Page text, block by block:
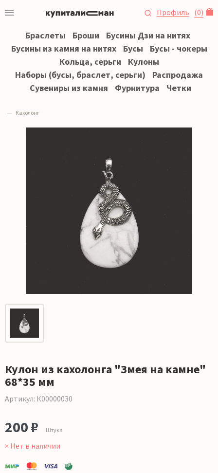
Профиль (0)
Браслеты Броши
Бусины Дзи на нитях
Бусины из камня на нитях
Бусы
Бусы - чокеры
Кольца, серьги
Кулоны
Наборы (бусы, браслет, серьги)
Распродажа
Сувениры из камня
Фурнитура Четки
Кахолонг
Кулон из кахолонга "Змея на камне"
68*35 мм
Артикул: К00000030
200 ₽ Штука
× Нет в наличии